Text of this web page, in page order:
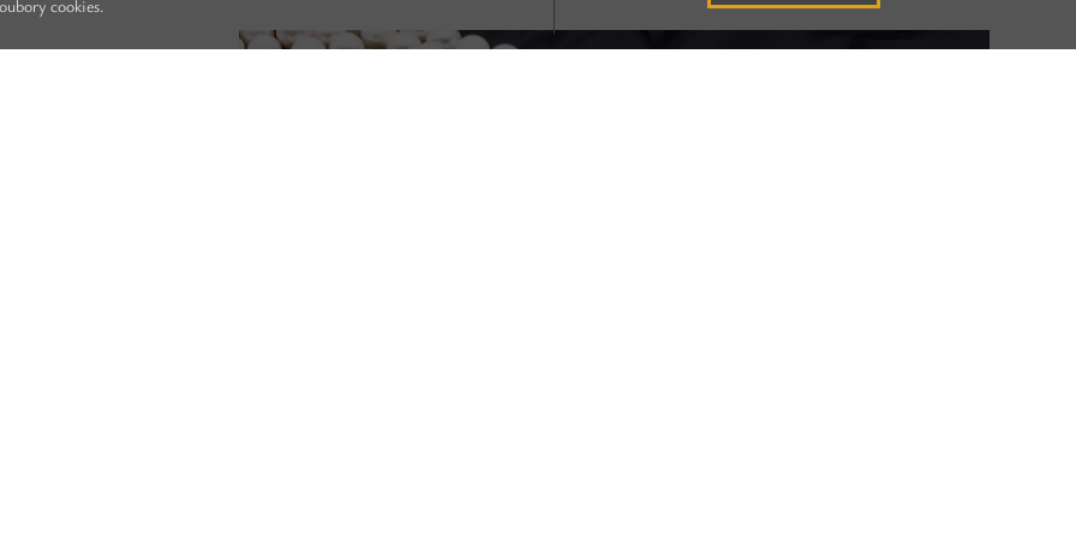
cookies.